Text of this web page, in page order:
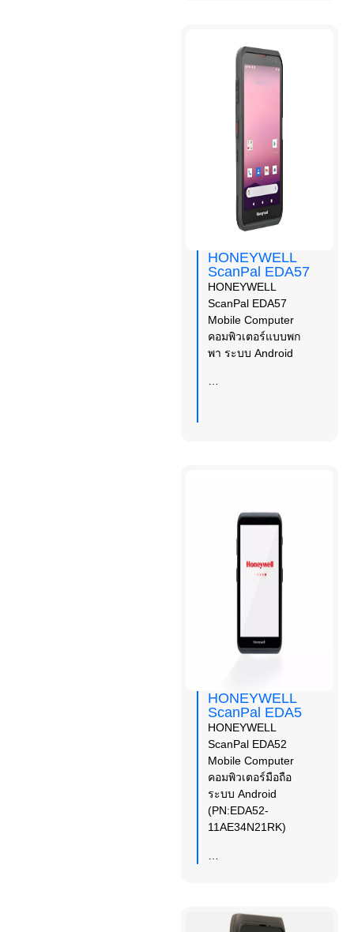
HONEYWELL
ScanPal EDA57
HONEYWELL
ScanPal EDA57
Mobile Computer
คอมพิวเตอร์แบบพก
พา ระบบ Android
HONEYWELL
ScanPal EDA5
HONEYWELL
ScanPal EDA52
Mobile Computer
คอมพิวเตอร์มือถือ
ระบบ Android
(PN:EDA52-
11AE34N21RK)